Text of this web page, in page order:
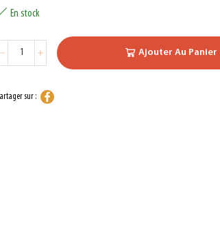
En stock
Ajouter Au Panier
sur :